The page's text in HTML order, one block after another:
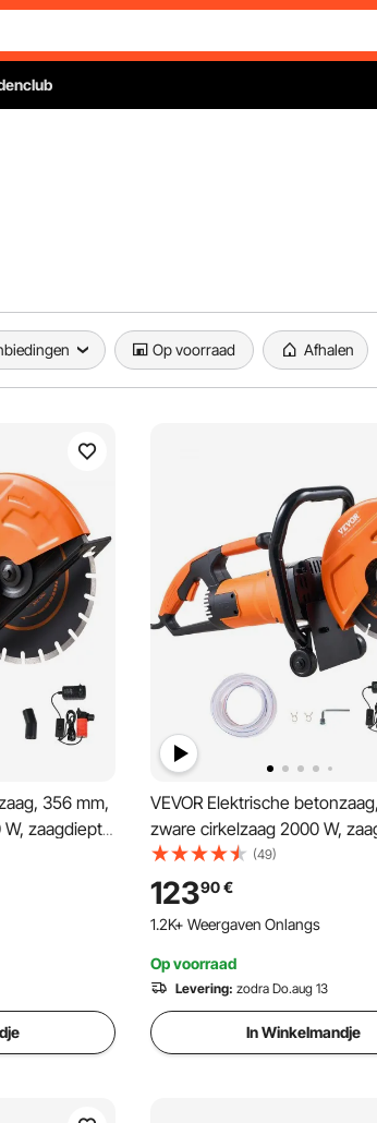
Op voorraad Afhalen
356 mm,
zaagdiepte
met
voor
VEVOR Elektrische
zware cirkelzaag 2000 W,
mm, nat/droog schijfzaag met
waterleiding, waterpomp,
steen en baksteen
(49)
12390€
1.2K+ Weergaven Onlangs
Op voorraad
Levering: zodra Do.aug 13
In Winkelmandje